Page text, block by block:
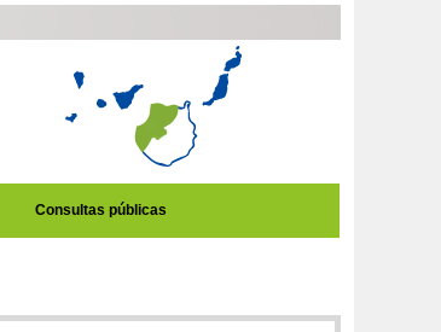
Consultas públicas